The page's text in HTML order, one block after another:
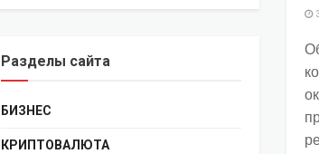
Разделы сайта
БИЗНЕС
КРИПТОВАЛЮТА